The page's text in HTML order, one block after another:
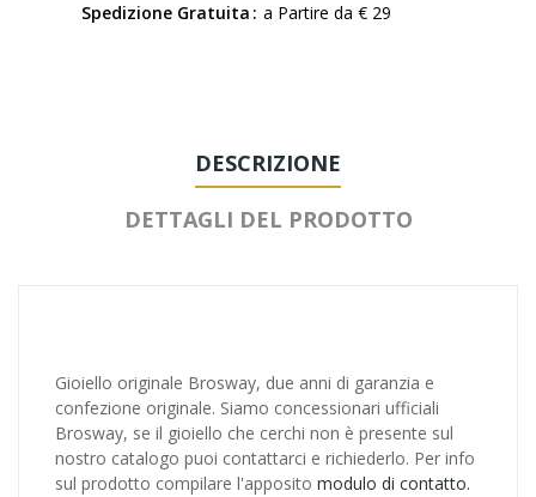
Spedizione Gratuita a Partire da € 29
DESCRIZIONE
DETTAGLI DEL PRODOTTO
Gioiello originale Brosway, due anni di garanzia e
confezione originale. Siamo concessionari ufficiali
Brosway, se il gioiello che cerchi non è presente sul
nostro catalogo puoi contattarci e richiederlo. Per info
sul prodotto compilare l'apposito modulo di contatto.